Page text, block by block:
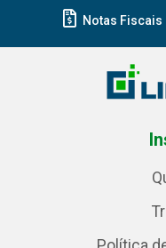
Notas Fiscais